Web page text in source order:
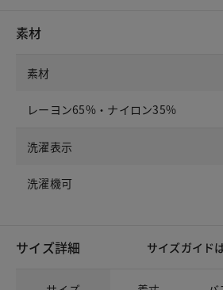
素材
素材
レーヨン65%・ナイロン35%
洗濯表示
洗濯機可
サイズ詳細 サイズガイド